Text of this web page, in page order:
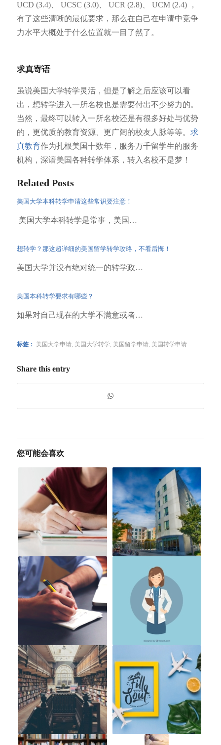
UCD (3.4)、 UCSC (3.0)、 UCR (2.8)、 UCM (2.4) ，
有了这些清晰的最低要求，那么在自己在申请中竞争
力水平大概处于什么位置就一目了然了。
求真寄语
虽说美国大学转学灵活，但是了解之后应该可以看
出，想转学进入一所名校也是需要付出不少努力的。
当然，最终可以转入一所名校还是有很多好处与优势
的，更优质的教育资源、更广阔的校友人脉等等。 求
真教育作为扎根美国十数年，服务万千留学生的服务
机构，深谙美国各种转学体系，转入名校不是梦！
Related Posts
美国大学本科转学申请这些常识要注意！
美国大学本科转学是常事，美国…
想转学？那这超详细的美国留学转学攻略，不看后悔！
美国大学并没有绝对统一的转学政…
美国本科转学要求有哪些？
如果对自己现在的大学不满意或者…
标签： 美国大学申请, 美国大学转学, 美国留学申请, 美国转学申请
Share this entry
您可能会喜欢